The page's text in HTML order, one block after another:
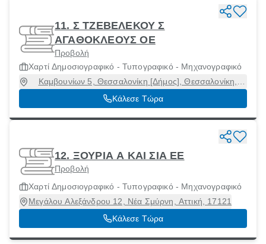
11. Σ ΤΖΕΒΕΛΕΚΟΥ Σ
ΑΓΑΘΟΚΛΕΟΥΣ ΟΕ
Προβολή
Χαρτί Δημοσιογραφικό - Τυπογραφικό - Μηχανογραφικό
Καμβουνίων 5, Θεσσαλονίκη [Δήμος], Θεσσαλονίκη,
54621
Κάλεσε Τώρα
12. ΞΟΥΡΙΑ Α ΚΑΙ ΣΙΑ EE
Προβολή
Χαρτί Δημοσιογραφικό - Τυπογραφικό - Μηχανογραφικό
Μεγάλου Αλεξάνδρου 12, Νέα Σμύρνη, Αττική, 17121
Κάλεσε Τώρα